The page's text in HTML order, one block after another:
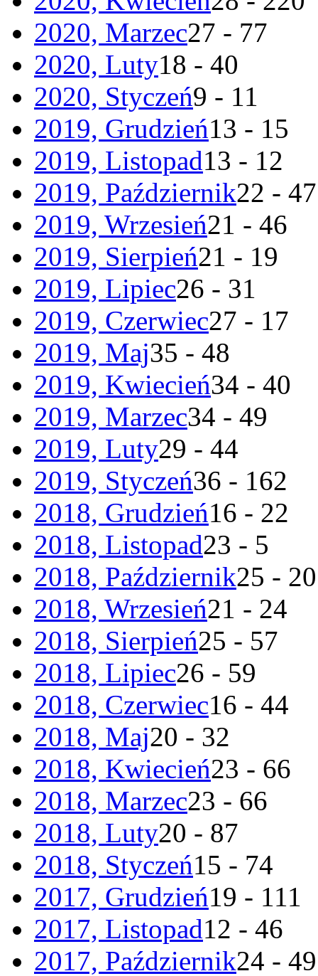
2020, Marzec27 - 77
2020, Luty18 - 40
2020, Styczeń9 - 11
2019, Grudzień13 - 15
2019, Listopad13 - 12
2019, Październik22 - 47
2019, Wrzesień21 - 46
2019, Sierpień21 - 19
2019, Lipiec26 - 31
2019, Czerwiec27 - 17
2019, Maj35 - 48
2019, Kwiecień34 - 40
2019, Marzec34 - 49
2019, Luty29 - 44
2019, Styczeń36 - 162
2018, Grudzień16 - 22
2018, Listopad23 - 5
2018, Październik25 - 20
2018, Wrzesień21 - 24
2018, Sierpień25 - 57
2018, Lipiec26 - 59
2018, Czerwiec16 - 44
2018, Maj20 - 32
2018, Kwiecień23 - 66
2018, Marzec23 - 66
2018, Luty20 - 87
2018, Styczeń15 - 74
2017, Grudzień19 - 111
2017, Listopad12 - 46
2017, Październik24 - 49